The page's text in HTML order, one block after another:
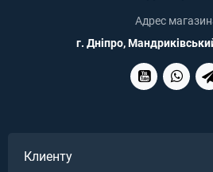
Адрес
г. Дніпро,
Клиенту